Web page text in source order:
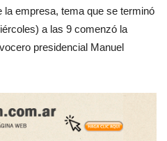
la empresa, tema que se terminó
a las 9 comenzó la
presidencial Manuel